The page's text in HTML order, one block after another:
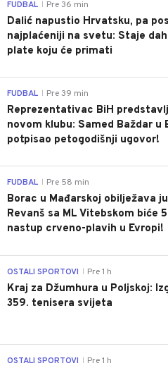
FUDBAL Pre 36 min
Dalić napustio Hrvatsku, pa
najplaćeniji na svetu: Staje
plate koju će primati
FUDBAL Pre 39 min
Reprezentativac BiH
novom klubu: Samed Baždar u
potpisao petogodišnji ugovor!
FUDBAL Pre 58 min
Borac u Mađarskoj obilježava
Revanš sa ML Vitebskom biće
nastup crveno-plavih u Evropi!
OSTALI SPORTOVI Pre 1 h
Kraj za Džumhura u Poljskoj:
359. tenisera svijeta
OSTALI SPORTOVI Pre 1 h